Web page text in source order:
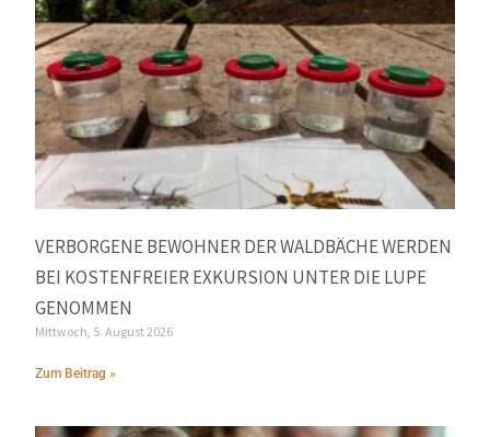
VERBORGENE BEWOHNER DER WALDBÄCHE WERDEN
BEI KOSTENFREIER EXKURSION UNTER DIE LUPE
GENOMMEN
Mittwoch, 5. August 2026
Zum Beitrag »